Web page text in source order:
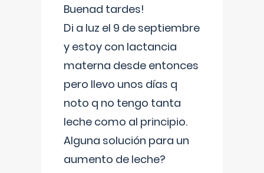
Buenad tardes!
Di a luz el 9 de septiembre
y estoy con lactancia
materna desde entonces
pero llevo unos días q
noto q no tengo tanta
leche como al principio.
Alguna solución para un
aumento de leche?